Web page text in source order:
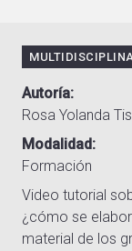
Autoría
Rosa Yolanda
Modalidad
Formación
Video tutorial
¿cómo se
material de los